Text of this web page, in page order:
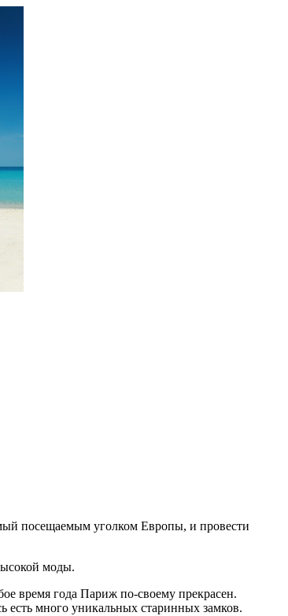
посещаемым уголком Европы, и провести
моды.
время года Париж по-своему прекрасен.
есть много уникальных старинных замков.